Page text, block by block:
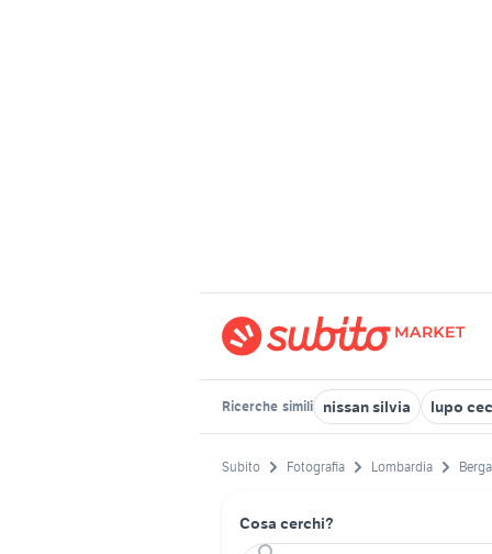
Ricerche simili nissan silvia lupo
Subito Fotografia Lombardia
Cosa cerchi?